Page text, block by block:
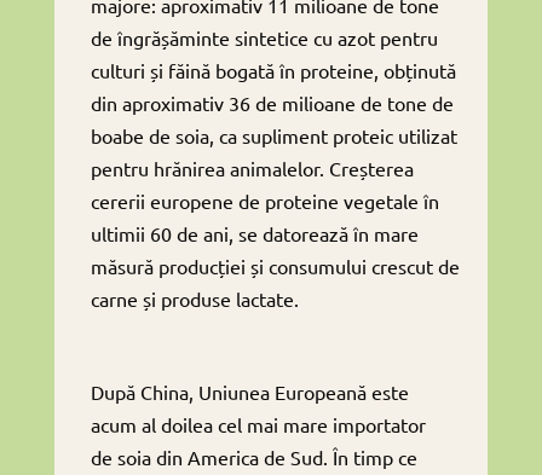
de îngrășăminte sintetice cu azot pentru
culturi și făină bogată în proteine, obținută
din aproximativ 36 de milioane de tone de
boabe de soia, ca supliment proteic utilizat
pentru hrănirea animalelor. Creșterea
cererii europene de proteine ​​vegetale în
ultimii 60 de ani, se datorează în mare
măsură producției și consumului crescut de
carne și produse lactate.
După China, Uniunea Europeană este
acum al doilea cel mai mare importator
de soia din America de Sud. În timp ce